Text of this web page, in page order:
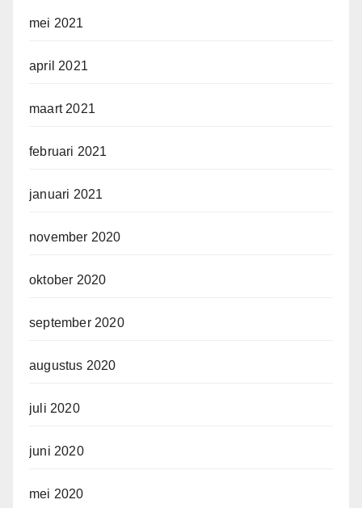
mei 2021
april 2021
maart 2021
februari 2021
januari 2021
november 2020
oktober 2020
september 2020
augustus 2020
juli 2020
juni 2020
mei 2020